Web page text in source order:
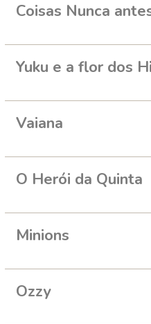
Coisas Nunca
Yuku e a flor dos
Vaiana
O Herói da Quinta
Minions
Ozzy